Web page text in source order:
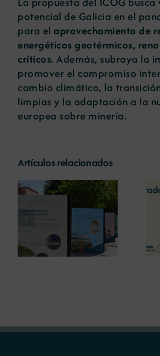
potencial de Galicia en el
para el aprovechamiento de
energéticos geotérmicos,
críticos. Además, subraya la
promover el compromiso
cambio climático, la
limpias y la adaptación a la
europea sobre minería.
Artículos relacionados
La COMG reúne a
dos líderes
empresarias con
motivo de su
Centenario para
debatir sobre el